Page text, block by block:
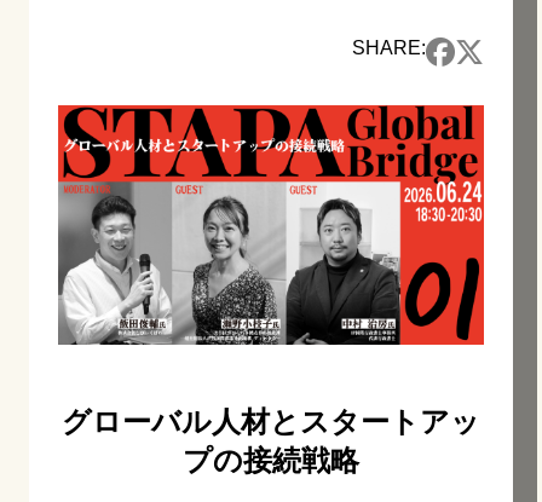
SHARE:
グローバル人材とスタートアッ
プの接続戦略